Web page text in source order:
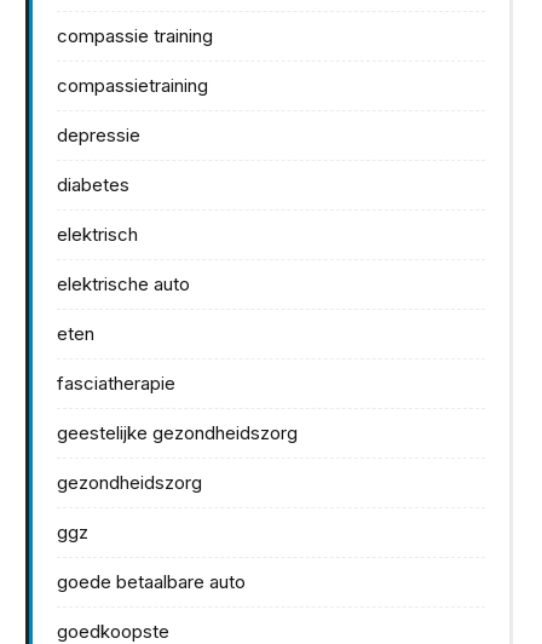
compassie training
compassietraining
depressie
diabetes
elektrisch
elektrische auto
eten
fasciatherapie
geestelijke gezondheidszorg
gezondheidszorg
ggz
goede betaalbare auto
goedkoopste